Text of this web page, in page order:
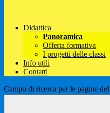
Didattica
Panoramica
Offerta formativa
I progetti delle classi
Info utili
Contatti
Campo di ricerca per le pagine